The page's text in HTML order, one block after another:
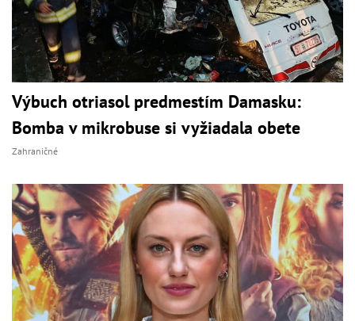
Výbuch otriasol predmestím Damasku:
Bomba v mikrobuse si vyžiadala obete
Zahraničné